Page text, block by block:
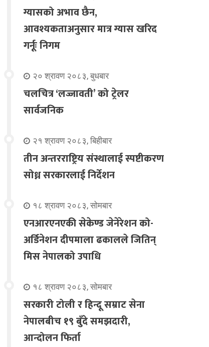
ग्यासको अभाव छैन,
आवश्यकताअनुसार मात्र ग्यास खरिद
गर्नूः निगम
२० श्रावण २०८३, बुधबार
चलचित्र ‘लज्जावती’ को ट्रेलर
सार्वजनिक
२१ श्रावण २०८३, बिहीबार
तीन अन्तरराष्ट्रिय संस्थालाई स्पष्टीकरण
सोध्न सरकारलाई निर्देशन
१८ श्रावण २०८३, सोमबार
एनआरएनएकी सेकेण्ड जेनेरेशन को-
अर्डिनेशन दीपमाला ढकालले जितिन्
मिस नेपालको उपाधि
१८ श्रावण २०८३, सोमबार
सरकारी टोली र हिन्दू सम्राट सेना
नेपालबीच १९ बुँदे समझदारी,
आन्दोलन फिर्ता